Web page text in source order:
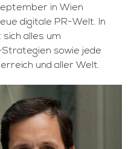
in Wien
digitale PR-Welt. In
alles um
sowie jede
und aller Welt.